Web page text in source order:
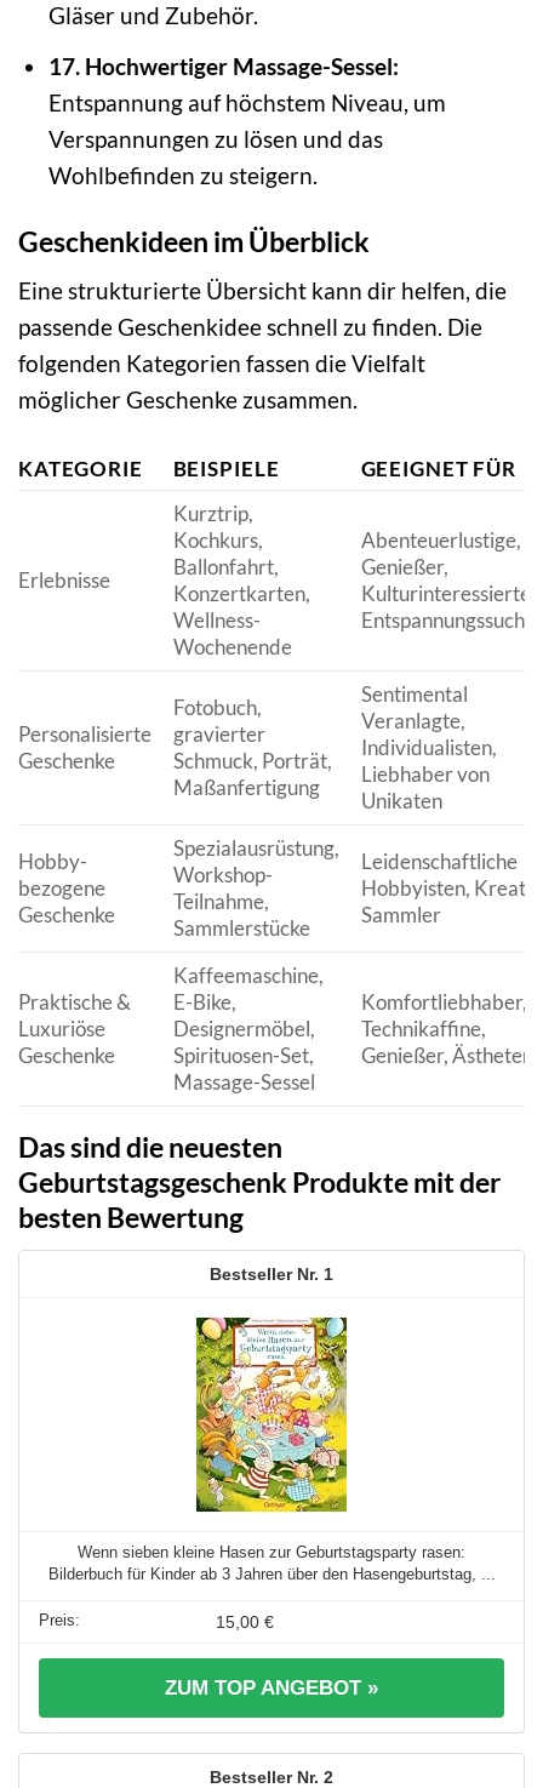
Gläser und Zubehör.
17. Hochwertiger Massage-Sessel:
Entspannung auf höchstem Niveau, um
Verspannungen zu lösen und das
Wohlbefinden zu steigern.
Geschenkideen im Überblick
Eine strukturierte Übersicht kann dir helfen, die
passende Geschenkidee schnell zu finden. Die
folgenden Kategorien fassen die Vielfalt
möglicher Geschenke zusammen.
KATEGORIE BEISPIELE GEEIGNET FÜR
Erlebnisse
Kurztrip,
Kochkurs,
Ballonfahrt,
Konzertkarten,
Wellness-
Wochenende
Abenteuerlustige,
Genießer,
Kulturinteressierte,
Personalisierte
Geschenke
Fotobuch,
gravierter
Schmuck, Porträt,
Maßanfertigung
Sentimental
Veranlagte,
Individualisten,
Liebhaber von
Unikaten
Hobby-
bezogene
Geschenke
Spezialausrüstung,
Workshop-
Teilnahme,
Sammlerstücke
Leidenschaftliche
Hobbyisten,
Sammler
Praktische &
Luxuriöse
Geschenke
Kaffeemaschine,
E-Bike,
Designermöbel,
Spirituosen-Set,
Massage-Sessel
Komfortliebhaber,
Technikaffine,
Genießer, Ästheten
Das sind die neuesten
Geburtstagsgeschenk Produkte mit der
besten Bewertung
1
Wenn sieben kleine Hasen zur Geburtstagsparty rasen:
Bilderbuch für Kinder ab 3 Jahren über den Hasengeburtstag, ...
15,00 €
ZUM TOP ANGEBOT »
2